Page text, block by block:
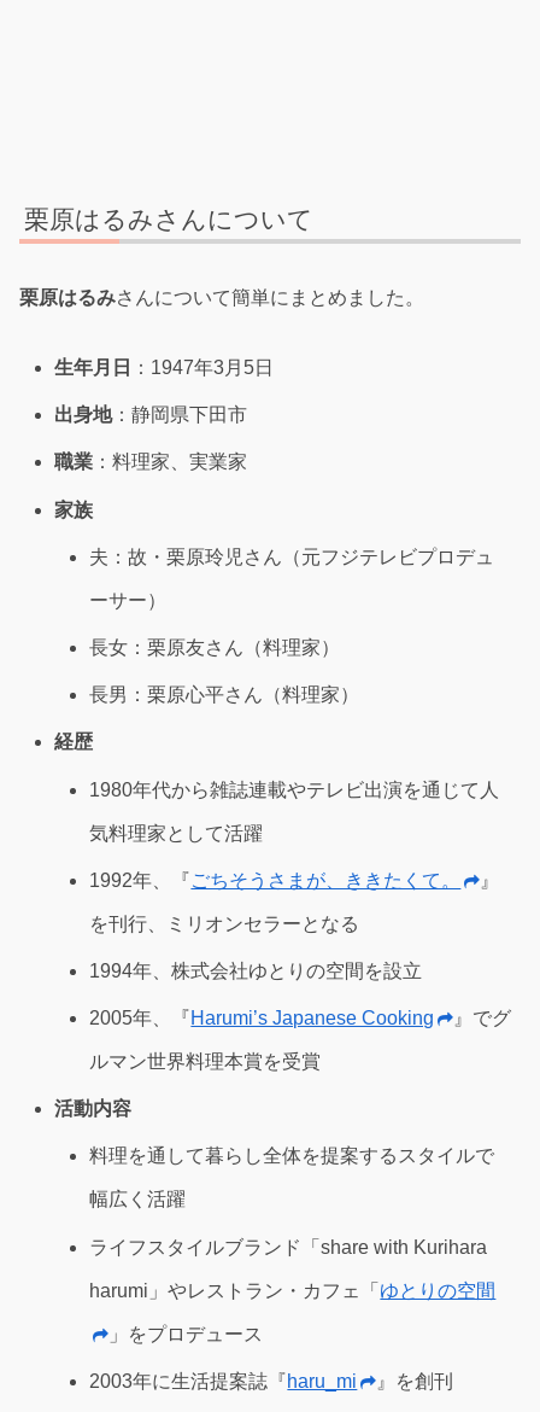
栗原はるみさんについて
栗原はるみさんについて簡単にまとめました。
生年月日 ：1947年3月5日
出身地：静岡県下田市
職業 ：料理家、実業家
家族
夫：故・栗原玲児さん（元フジテレビプロデュ
ーサー）
長女：栗原友さん（料理家）
長男：栗原心平さん（料理家）
経歴
1980年代から雑誌連載やテレビ出演を通じて人
気料理家として活躍
1992年、『ごちそうさまが、ききたくて。 』
を刊行、ミリオンセラーとなる
1994年、株式会社ゆとりの空間を設立
2005年、『Harumi’s Japanese Cooking 』でグ
ルマン世界料理本賞を受賞
活動内容
料理を通して暮らし全体を提案するスタイルで
幅広く活躍
ライフスタイルブランド「share with Kurihara
harumi」やレストラン・カフェ「 ゆとりの空間
」をプロデュース
2003年に生活提案誌『haru_mi 』を創刊